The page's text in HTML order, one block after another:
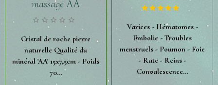
massage AA
Cristal de roche pierre
naturelle Qualité du
minéral 'AA' 15x7,5cm - Poids
70...
Varices - Hématomes -
Embolie - Troubles
menstruels - Poumon - Foie
- Rate - Reins -
Convalescence...